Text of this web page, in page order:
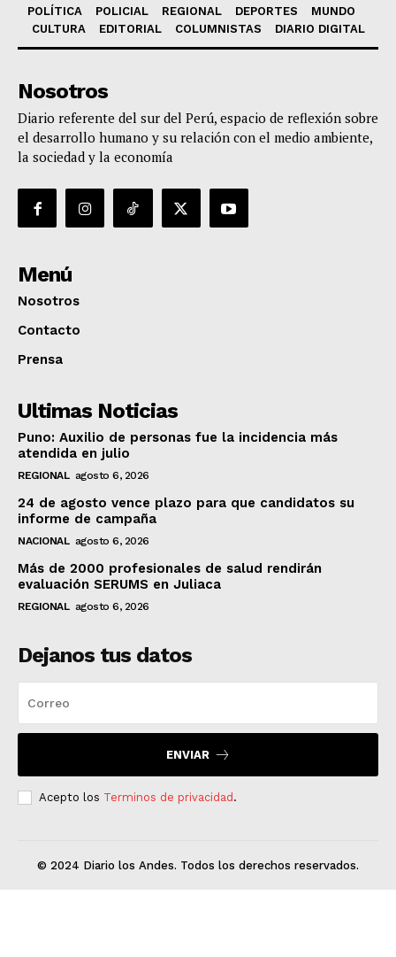
POLÍTICA POLICIAL REGIONAL DEPORTES
MUNDO
CULTURA
EDITORIAL COLUMNISTAS DIARIO DIGITAL
Nosotros
Diario referente del sur del Perú, espacio de reflexión sobre
el desarrollo humano y su relación con el medio ambiente,
la sociedad y la economía
Menú
Nosotros
Contacto
Prensa
Ultimas Noticias
Puno: Auxilio de personas fue la incidencia más
atendida en julio
REGIONAL agosto 6, 2026
24 de agosto vence plazo para que candidatos su
informe de campaña
NACIONAL agosto 6, 2026
Más de 2000 profesionales de salud rendirán
evaluación SERUMS en Juliaca
REGIONAL agosto 6, 2026
Dejanos tus datos
ENVIAR
Acepto los Terminos de privacidad.
© 2024 Diario los Andes. Todos los derechos reservados.